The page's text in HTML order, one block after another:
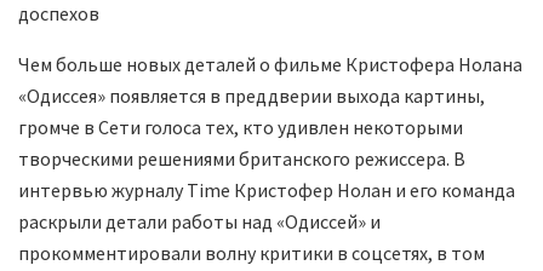
доспехов
Чем больше новых деталей о фильме Кристофера Нолана
«Одиссея» появляется в преддверии выхода картины,
громче в Сети голоса тех, кто удивлен некоторыми
творческими решениями британского режиссера. В
интервью журналу Time Кристофер Нолан и его команда
раскрыли детали работы над «Одиссей» и
прокомментировали волну критики в соцсетях, в том